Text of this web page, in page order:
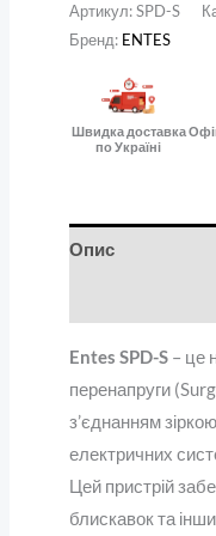
Артикул:SPD-S
Бренд: ENTES
Швидка доставка
по Україні
Опис
Entes SPD-S– це
перенапруги
з’єднанням
електричних
Цей пристрій
блискавок та